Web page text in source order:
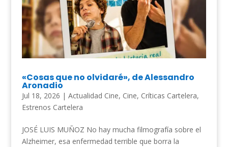
«Cosas que no olvidaré», de Alessandro
Aronadio
Jul 18, 2026 | Actualidad Cine, Cine, Críticas Cartelera,
Estrenos Cartelera
JOSÉ LUIS MUÑOZ No hay mucha filmografía sobre el
Alzheimer, esa enfermedad terrible que borra la